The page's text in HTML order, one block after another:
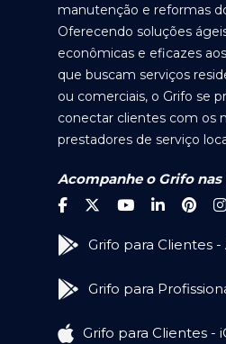
manutenção e reformas
Oferecendo soluções
econômicas e eficazes
que buscam serviços
ou comerciais, o Grifo se
conectar clientes com os
prestadores de serviço
Acompanhe o Grifo nas
Grifo para Clientes
Grifo para
Grifo para Clientes -